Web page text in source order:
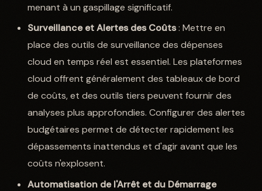
menant à un gaspillage significatif.
Surveillance et Alertes des Coûts: Mettre en
place des outils de surveillance des dépenses
cloud en temps réel est essentiel. Les plateformes
cloud offrent généralement des tableaux de bord
de coûts, et des outils tiers peuvent fournir des
analyses plus approfondies. Configurer des alertes
budgétaires permet de détecter rapidement les
dépassements inattendus et d'agir avant que les
coûts n'explosent.
Automatisation de l'Arrêt et du Démarrage